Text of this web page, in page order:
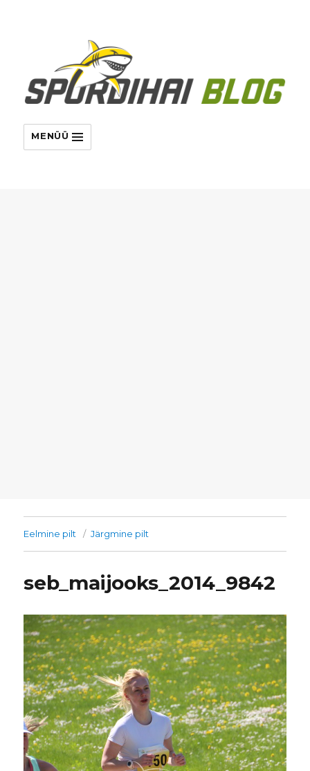
MENÜÜ
Eelmine pilt Järgmine pilt
seb_maijooks_2014_9842